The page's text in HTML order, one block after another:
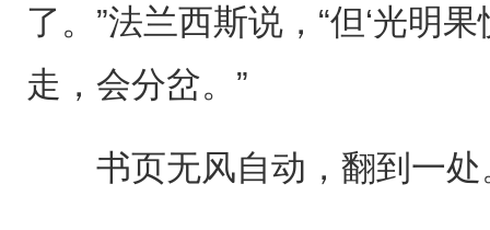
了。”法兰西斯说，“但‘光明
走，会分岔。”
书页无风自动，翻到一处